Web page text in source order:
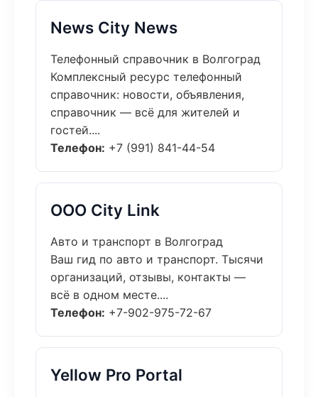
News City News
Телефонный справочник в Волгоград
Комплексный ресурс телефонный
справочник: новости, объявления,
справочник — всё для жителей и
гостей....
Телефон: +7 (991) 841-44-54
ООО City Link
Авто и транспорт в Волгоград
Ваш гид по авто и транспорт. Тысячи
организаций, отзывы, контакты —
всё в одном месте....
Телефон: +7-902-975-72-67
Yellow Pro Portal